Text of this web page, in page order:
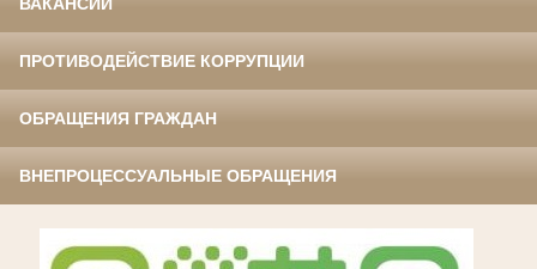
ПРОТИВОДЕЙСТВИЕ КОРРУПЦИИ
ОБРАЩЕНИЯ ГРАЖДАН
ВНЕПРОЦЕССУАЛЬНЫЕ ОБРАЩЕНИЯ